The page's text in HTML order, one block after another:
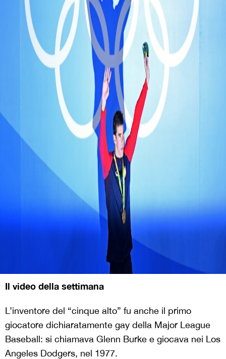
Il video della settimana
L’inventore del “cinque alto” fu anche il primo
giocatore dichiaratamente gay della Major League
Baseball: si chiamava Glenn Burke e giocava nei Los
Angeles Dodgers, nel 1977.